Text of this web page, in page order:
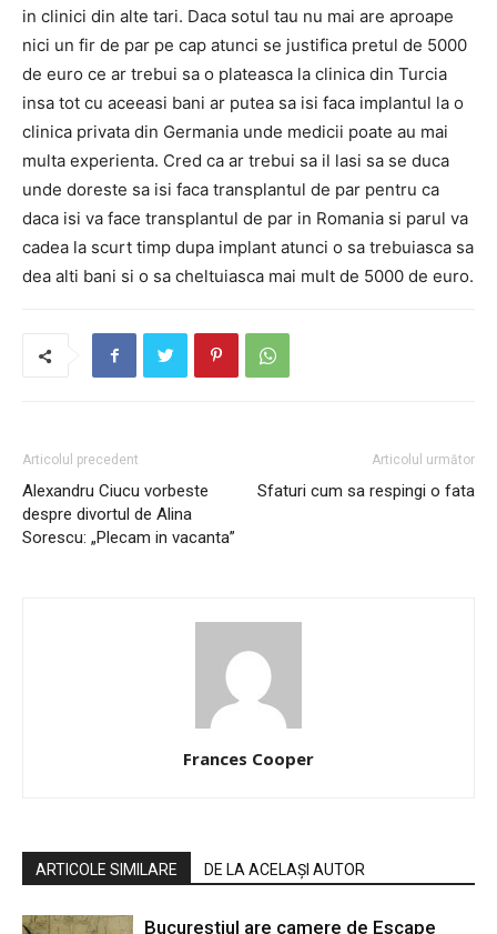
in clinici din alte tari. Daca sotul tau nu mai are aproape
nici un fir de par pe cap atunci se justifica pretul de 5000
de euro ce ar trebui sa o plateasca la clinica din Turcia
insa tot cu aceeasi bani ar putea sa isi faca implantul la o
clinica privata din Germania unde medicii poate au mai
multa experienta. Cred ca ar trebui sa il lasi sa se duca
unde doreste sa isi faca transplantul de par pentru ca
daca isi va face transplantul de par in Romania si parul va
cadea la scurt timp dupa implant atunci o sa trebuiasca sa
dea alti bani si o sa cheltuiasca mai mult de 5000 de euro.
Articolul precedent
Alexandru Ciucu vorbeste
despre divortul de Alina
Sorescu: „Plecam in vacanta”
Articolul următor
Sfaturi cum sa respingi o fata
Frances Cooper
ARTICOLE SIMILARE DE LA ACELAȘI AUTOR
Bucureștiul are camere de Escape